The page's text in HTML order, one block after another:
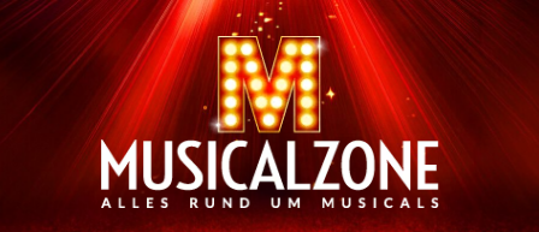
Musicalzone.de